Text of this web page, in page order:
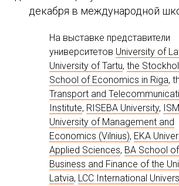
декабря в международной
На выставке представители
университетов University of
University of Tartu, the
School of Economics in Riga,
Transport and
Institute, RISEBA University, ISM
University of Management and
Economics (Vilnius), EKA
Applied Sciences, BA School of
Business and Finance of the
Latvia, LCC International